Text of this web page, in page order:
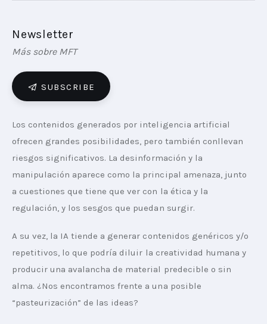
Newsletter
Más sobre MFT
SUBSCRIBE
Los contenidos generados por inteligencia artificial
ofrecen grandes posibilidades, pero también conllevan
riesgos significativos. La desinformación y la
manipulación aparece como la principal amenaza, junto
a cuestiones que tiene que ver con la ética y la
regulación, y los sesgos que puedan surgir.
A su vez, la IA tiende a generar contenidos genéricos y/o
repetitivos, lo que podría diluir la creatividad humana y
producir una avalancha de material predecible o sin
alma. ¿Nos encontramos frente a una posible
“pasteurización” de las ideas?